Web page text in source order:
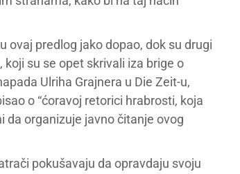
ovaj predlog jako dopao, dok su drugi
su se opet skrivali iza brige o
Ulriha Grajnera u Die Zeit-u,
o “ćoravoj retorici hrabrosti, koja
da organizuje javno čitanje ovog
pokušavaju da opravdaju svoju